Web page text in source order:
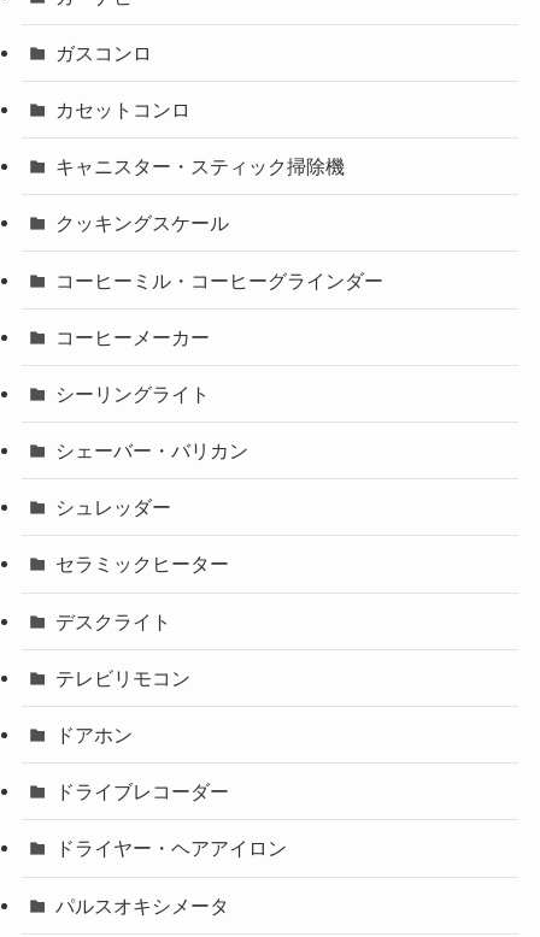
ガスコンロ
カセットコンロ
キャニスター・スティック掃除機
クッキングスケール
コーヒーミル・コーヒーグラインダー
コーヒーメーカー
シーリングライト
シェーバー・バリカン
シュレッダー
セラミックヒーター
デスクライト
テレビリモコン
ドアホン
ドライブレコーダー
ドライヤー・ヘアアイロン
パルスオキシメータ